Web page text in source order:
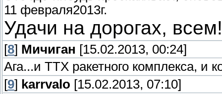
11 февраля2013г.
Удачи на дорогах, всем!
[8] Мичиган [15.02.2013, 00:24]
Ага...и ТТХ ракетного комплекса, и
[9] karrvalo [15.02.2013, 07:10]